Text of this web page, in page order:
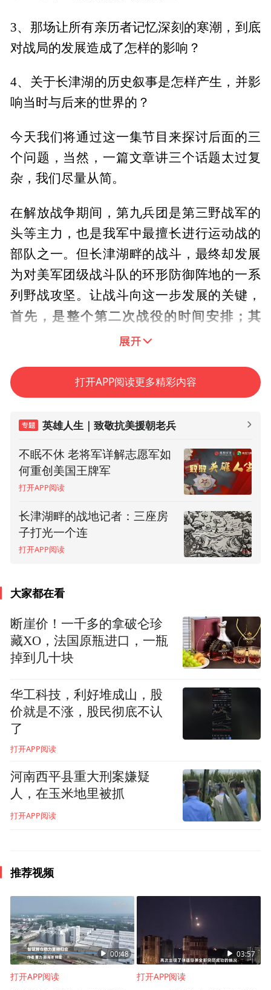
3、那场让所有亲历者记忆深刻的寒潮，到底
对战局的发展造成了怎样的影响？
4、关于长津湖的历史叙事是怎样产生，并影
响当时与后来的世界的？
今天我们将通过这一集节目来探讨后面的三
个问题，当然，一篇文章讲三个话题太过复
杂，我们尽量从简。
在解放战争期间，第九兵团是第三野战军的
头等主力，也是我军中最擅长进行运动战的
部队之一。但长津湖畔的战斗，最终却发展
为对美军团级战斗队的环形防御阵地的一系
列野战攻坚。让战斗向这一步发展的关键，
首先，是整个第二次战役的时间安排；其
次，是后勤上的巨大压力。
日晨。而志愿军第十三兵团在西线进行反击
的时间是11月25日，原定第九兵团也要在同
时对美军第十军进行打击，但因为交通困
难，东线总攻时间被推迟到11月27日夜间，
此时，距离第九兵团获得入朝参战的命令，
打开APP阅读更多精彩内容
英雄人生｜致敬抗美援朝老兵
不眠不休 老将军详解志愿军如
何重创美国王牌军
打开APP阅读
长津湖畔的战地记者：三座房
子打光一个连
打开APP阅读
大家都在看
断崖价！一千多的拿破仑珍
藏XO，法国原瓶进口，一瓶
掉到几十块
华工科技，利好堆成山，股
价就是不涨，股民彻底不认
了
打开APP阅读
河南西平县重大刑案嫌疑
人，在玉米地里被抓
打开APP阅读
推荐视频
00:48
打开APP阅读
03:57
打开APP阅读